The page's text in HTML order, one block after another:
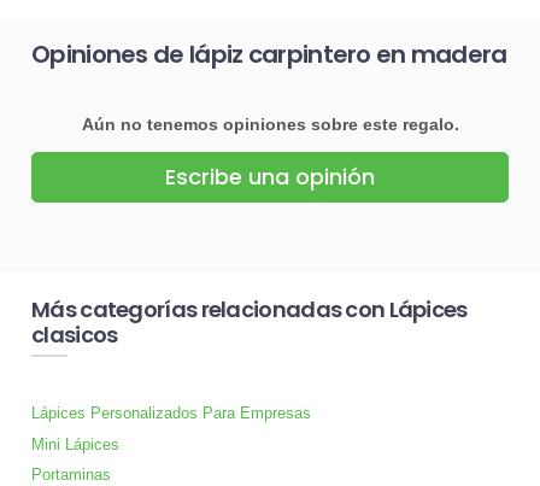
Opiniones de lápiz carpintero en madera
Aún no tenemos opiniones sobre este regalo.
Escribe una opinión
Más categorías relacionadas con Lápices
clasicos
Lápices Personalizados Para Empresas
Mini Lápices
Portaminas